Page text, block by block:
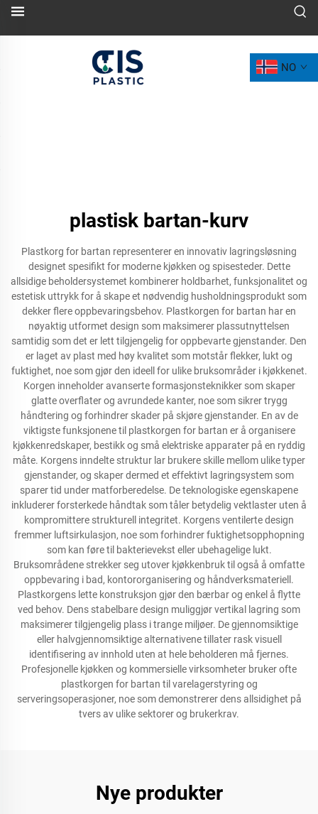
NO
plastisk bartan-kurv
Plastkorg for bartan representerer en innovativ lagringsløsning
designet spesifikt for moderne kjøkken og spisesteder. Dette
allsidige beholdersystemet kombinerer holdbarhet, funksjonalitet og
estetisk uttrykk for å skape et nødvendig husholdningsprodukt som
dekker flere oppbevaringsbehov. Plastkorgen for bartan har en
nøyaktig utformet design som maksimerer plassutnyttelsen
samtidig som det er lett tilgjengelig for oppbevarte gjenstander. Den
er laget av plast med høy kvalitet som motstår flekker, lukt og
fuktighet, noe som gjør den ideell for ulike bruksområder i kjøkkenet.
Korgen inneholder avanserte formasjonsteknikker som skaper
glatte overflater og avrundede kanter, noe som sikrer trygg
håndtering og forhindrer skader på skjøre gjenstander. En av de
viktigste funksjonene til plastkorgen for bartan er å organisere
kjøkkenredskaper, bestikk og små elektriske apparater på en ryddig
måte. Korgens inndelte struktur lar brukere skille mellom ulike typer
gjenstander, og skaper dermed et effektivt lagringsystem som
sparer tid under matforberedelse. De teknologiske egenskapene
inkluderer forsterkede håndtak som tåler betydelig vektlaster uten å
kompromittere strukturell integritet. Korgens ventilerte design
fremmer luftsirkulasjon, noe som forhindrer fuktighetsopphopning
som kan føre til bakterievekst eller ubehagelige lukt.
Bruksområdene strekker seg utover kjøkkenbruk til også å omfatte
oppbevaring i bad, kontororganisering og håndverksmateriell.
Plastkorgens lette konstruksjon gjør den bærbar og enkel å flytte
ved behov. Dens stabelbare design muliggjør vertikal lagring som
maksimerer tilgjengelig plass i trange miljøer. De gjennomsiktige
eller halvgjennomsiktige alternativene tillater rask visuell
identifisering av innhold uten at hele beholderen må fjernes.
Profesjonelle kjøkken og kommersielle virksomheter bruker ofte
plastkorgen for bartan til varelagerstyring og
serveringsoperasjoner, noe som demonstrerer dens allsidighet på
tvers av ulike sektorer og brukerkrav.
Nye produkter